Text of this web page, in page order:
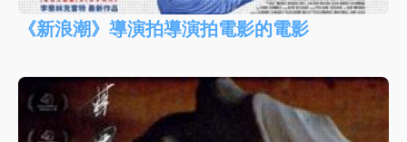
《新浪潮》導演拍導演拍電影的電影